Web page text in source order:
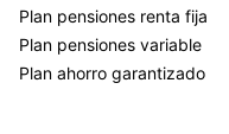
Plan pensiones renta fija
Plan pensiones variable
Plan ahorro garantizado